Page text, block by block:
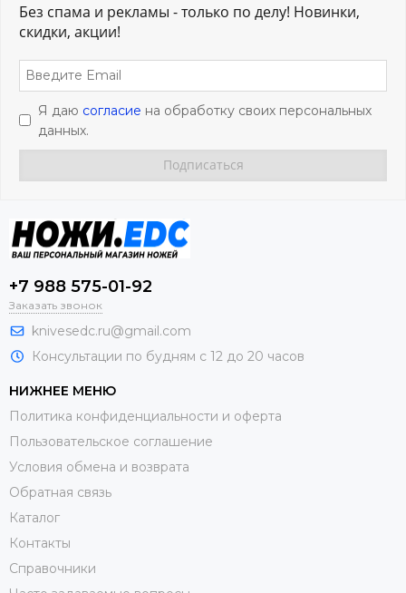
Без спама и рекламы - только по делу! Новинки,
скидки, акции!
Я даю согласие на обработку своих персональных
данных.
+7 988 575-01-92
Заказать звонок
knivesedc.ru@gmail.com
Консультации по будням с 12 до 20 часов
НИЖНЕЕ МЕНЮ
Политика конфиденциальности и оферта
Пользовательское соглашение
Условия обмена и возврата
Обратная связь
Каталог
Контакты
Справочники